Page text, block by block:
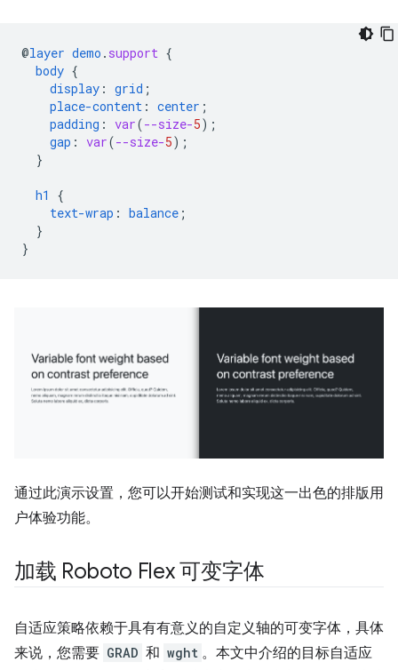
@layer demo . support {
body {
display : grid ;
place-content : center ;
padding : var(--size-5);
gap : var(--size-5);
}
h1
{
text-wrap : balance ;
}
}
通过此演示设置，您可以开始测试和实现这一出色的排版用
户体验功能。
加载 Roboto Flex 可变字体
自适应策略依赖于具有有意义的自定义轴的可变字体，具体
来说，您需要 GRAD 和 wght 。本文中介绍的目标自适应